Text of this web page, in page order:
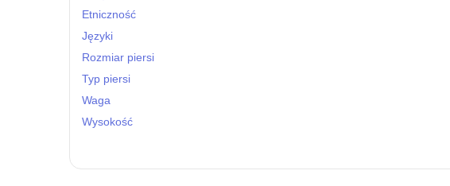
Etniczność
Języki
Rozmiar piersi
Typ piersi
Waga
Wysokość